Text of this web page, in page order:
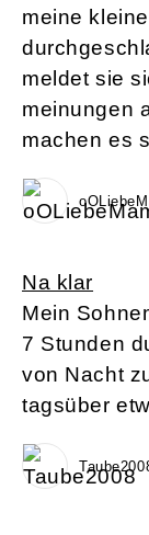
meine
meldet sie
meinungen
machen es
Na klar
Mein
7 Stunden
von Nacht
tagsüber